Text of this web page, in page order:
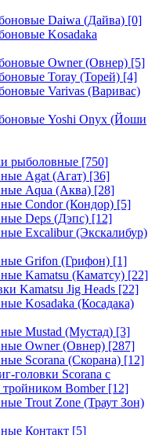
Daiwa (Дайва) [0]
Kosadaka
Owner (Овнер) [5]
Toray (Торей) [4]
Varivas (Варивас)
Yoshi Onyx (Йоши
рыболовные [750]
Agat (Агат) [36]
Aqua (Аква) [28]
Condor (Кондор) [5]
Deps (Дэпс) [12]
Excalibur (Экскалибур)
Grifon (Грифон) [1]
Kamatsu (Каматсу) [22]
Kamatsu Jig Heads [22]
Kosadaka (Косадака)
Mustad (Мустад) [3]
Owner (Овнер) [287]
Scorana (Скорана) [12]
головки Scorana с
Bomber[12]
Trout Zone (Траут Зон)
Контакт [5]